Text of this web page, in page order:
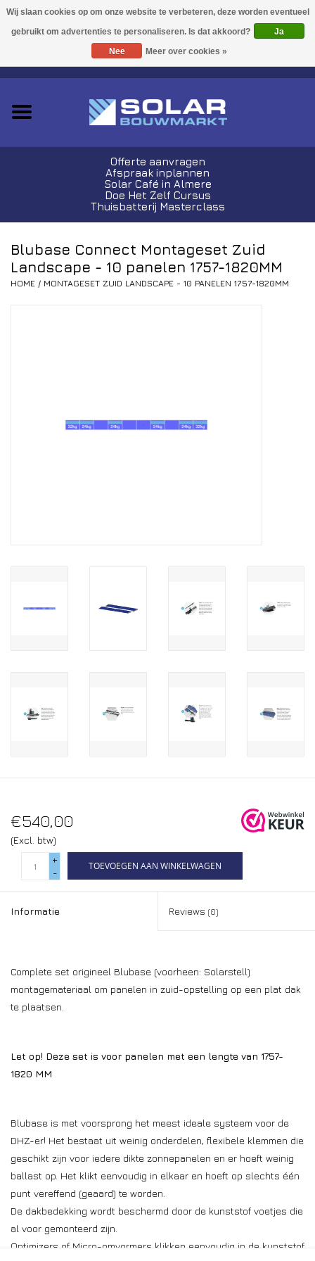
0 Artikelen - €0,00
Acties!
Kabels en Stekkers
Offerte aanvragen
Afspraak inplannen
Solar Café in Almere
Doe Het Zelf Cursus
Thuisbatterij Masterclass
Blubase Connect Montageset Zuid
Landscape - 10 panelen 1757-1820MM
HOME / MONTAGESET ZUID LANDSCAPE - 10 PANELEN 1757-1820MM
€540,00
(Excl. btw)
+
-
TOEVOEGEN AAN WINKELWAGEN
Informatie Reviews (0)
Complete set origineel Blubase (voorheen: Solarstell)
montagemateriaal om panelen in zuid-opstelling op een plat dak
te plaatsen.
Let op! Deze set is voor panelen met een lengte van 1757-
1820 MM
Blubase is met voorsprong het meest ideale systeem voor de
DHZ-er! Het bestaat uit weinig onderdelen, flexibele klemmen die
geschikt zijn voor iedere dikte zonnepanelen en er hoeft weinig
ballast op. Het klikt eenvoudig in elkaar en hoeft op slechts één
punt vereffend (geaard) te worden.
De dakbedekking wordt beschermd door de kunststof voetjes die
al voor gemonteerd zijn.
Optimizers of Micro-omvormers klikken eenvoudig in de kunststof
Ja
Nee
Meer over cookies »